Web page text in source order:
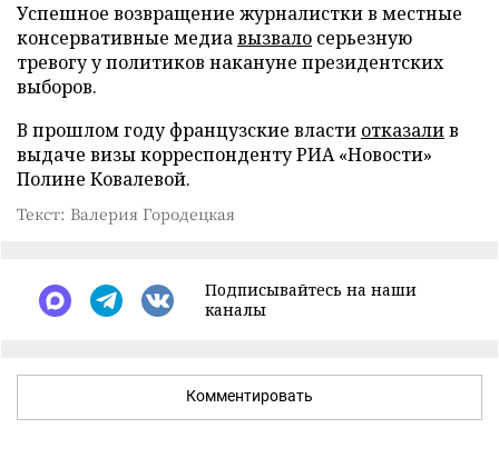
Успешное возвращение журналистки в местные
консервативные медиавызвало серьезную
тревогу у политиков накануне президентских
выборов.
В прошлом году французские власти отказалив
выдаче визы корреспонденту РИА «Новости»
Полине Ковалевой.
Текст: Валерия Городецкая
Подписывайтесь на наши
каналы
Комментировать